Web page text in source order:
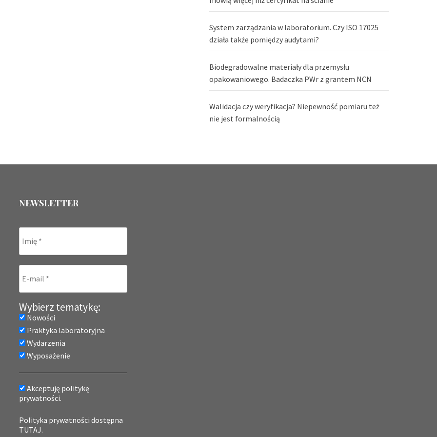
System zarządzania w laboratorium. Czy ISO 17025
działa także pomiędzy audytami?
Biodegradowalne materiały dla przemysłu
opakowaniowego. Badaczka PWr z grantem NCN
Walidacja czy weryfikacja? Niepewność pomiaru też
nie jest formalnością
NEWSLETTER
Wybierz tematykę:
Nowości
Praktyka laboratoryjna
Wydarzenia
Wyposażenie
Akceptuję politykę
prywatności.
Polityka prywatności dostępna
TUTAJ.